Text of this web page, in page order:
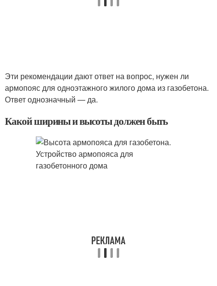
Эти рекомендации дают ответ на вопрос, нужен ли
армопояс для одноэтажного жилого дома из газобетона.
Ответ однозначный — да.
Какой ширины и высоты должен быть